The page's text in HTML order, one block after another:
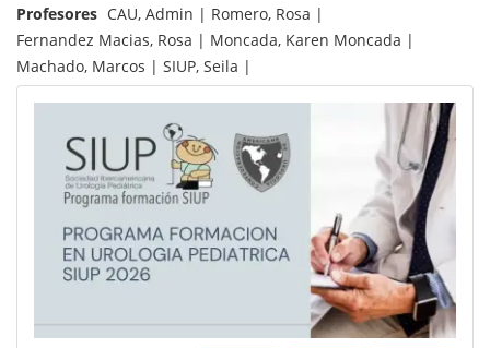
Profesores CAU, Admin | Romero, Rosa |
Fernandez Macias, Rosa | Moncada, Karen Moncada |
Machado, Marcos | SIUP, Seila |